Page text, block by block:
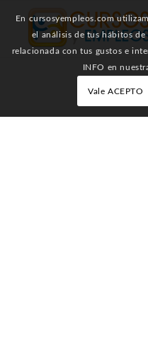
En cursosyempleos.com
el análisis de tus hábitos
relacionada con tus gustos e
INFO en
Vale ACEPTO